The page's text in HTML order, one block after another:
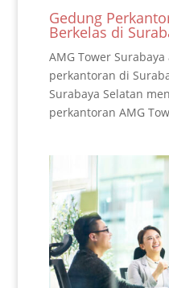
Gedung
Berkelas di
AMG Tower
perkantoran di
Surabaya Selatan
perkantoran AMG